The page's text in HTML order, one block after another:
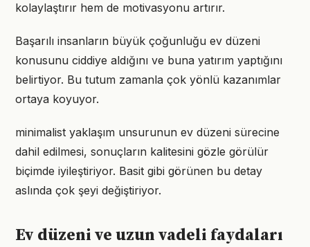
kolaylaştırır hem de motivasyonu artırır.
Başarılı insanların büyük çoğunluğu ev düzeni
konusunu ciddiye aldığını ve buna yatırım yaptığını
belirtiyor. Bu tutum zamanla çok yönlü kazanımlar
ortaya koyuyor.
minimalist yaklaşım unsurunun ev düzeni sürecine
dahil edilmesi, sonuçların kalitesini gözle görülür
biçimde iyileştiriyor. Basit gibi görünen bu detay
aslında çok şeyi değiştiriyor.
Ev düzeni ve uzun vadeli faydaları